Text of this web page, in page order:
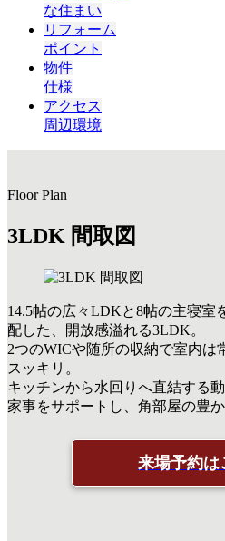
な住まい
リフォーム
ポイント
物件
仕様
アクセス
周辺環境
Floor Plan
3LDK 間取図
14.5帖の広々LDKと8帖の主寝室
配した、開放感溢れる3LDK。
2つのWICや随所の収納で室内は
スッキリ。
キッチンから水回りへ直結する
家事をサポートし、角部屋の豊
来場予約は